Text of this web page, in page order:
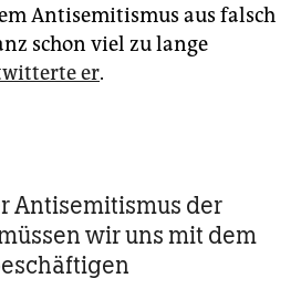
Antisemitismus aus falsch
schon viel zu lange
er.
Antisemitismus der
wir uns mit dem